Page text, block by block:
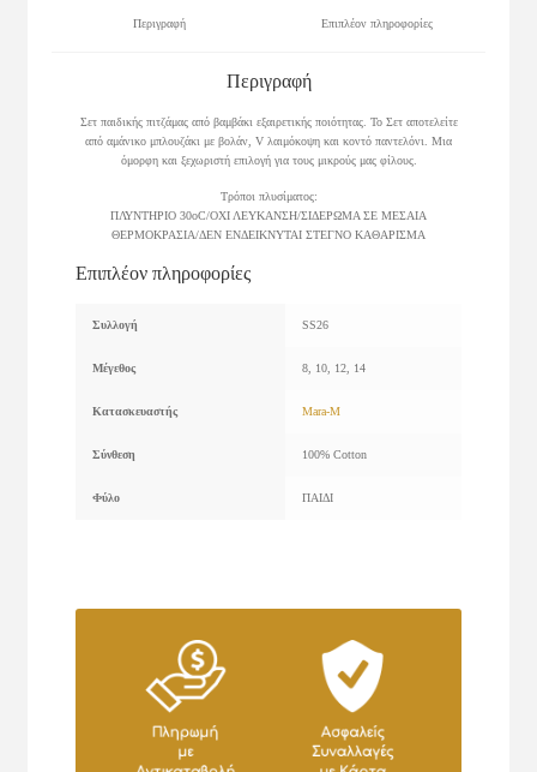
Περιγραφή Επιπλέον πληροφορίες
Περιγραφή
Σετ παιδικής πιτζάμας από βαμβάκι εξαιρετικής ποιότητας. Το Σετ αποτελείτε
από αμάνικο μπλουζάκι με βολάν, V λαιμόκοψη και κοντό παντελόνι. Μια
όμορφη και ξεχωριστή επιλογή για τους μικρούς μας φίλους.
Τρόποι πλυσίματος:
ΠΛΥΝΤΗΡΙΟ 30οC/ΟΧΙ ΛΕΥΚΑΝΣΗ/ΣΙΔΕΡΩΜΑ ΣΕ ΜΕΣΑΙΑ
ΘΕΡΜΟΚΡΑΣΙΑ/ΔΕΝ ΕΝΔΕΙΚΝΥΤΑΙ ΣΤΕΓΝΟ ΚΑΘΑΡΙΣΜΑ
Επιπλέον πληροφορίες
Συλλογή SS26
Μέγεθος 8, 10, 12, 14
Κατασκευαστής Mara-M
Σύνθεση 100% Cotton
Φύλο ΠΑΙΔΙ